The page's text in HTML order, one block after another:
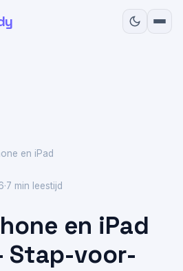
en iPad
·7 min leestijd
en iPad
Stap-voor-